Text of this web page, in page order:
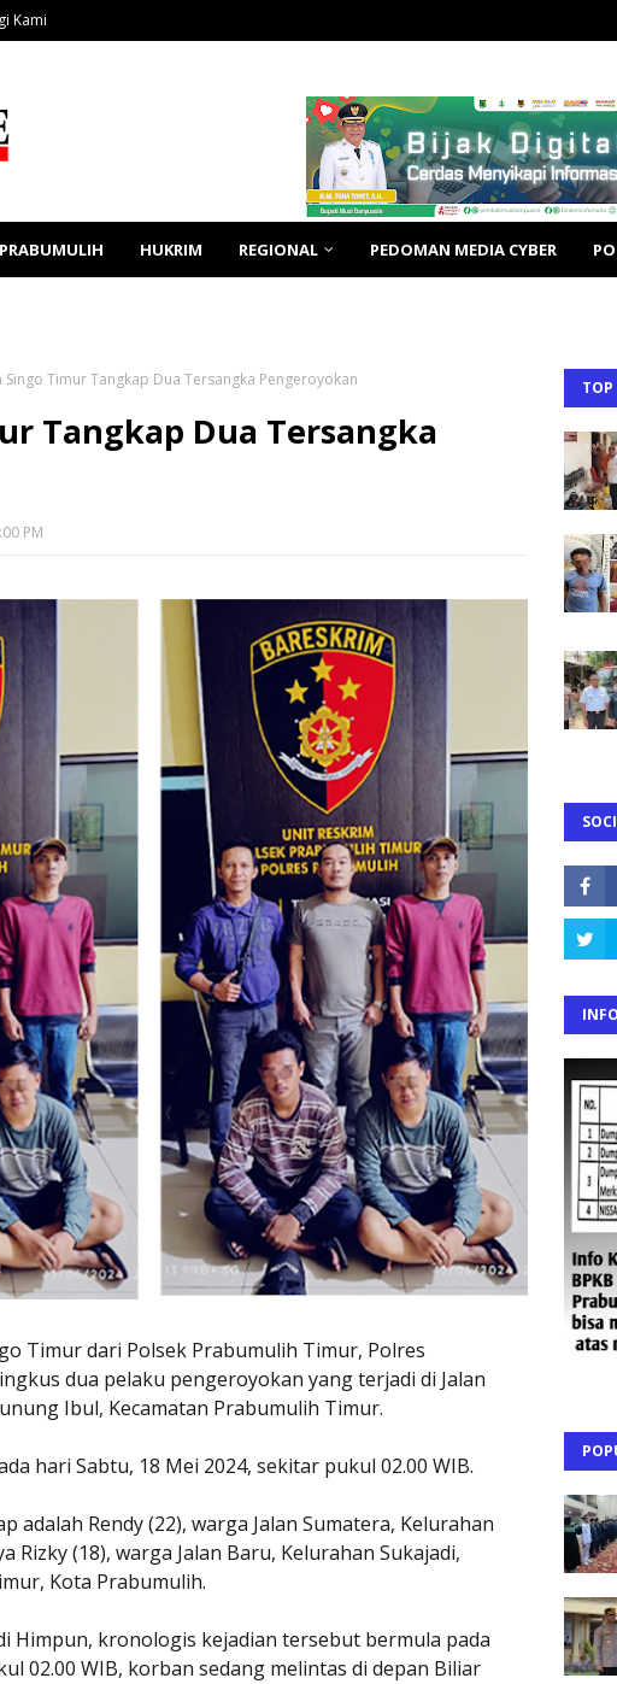
Kami
HUKRIM REGIONAL PEDOMAN MEDIA CYBER
Singo Timur Tangkap Dua Tersangka Pengeroyokan
Tangkap Dua Tersangka
PM
Timur dari Polsek Prabumulih Timur, Polres
dua pelaku pengeroyokan yang terjadi di Jalan
Ibul, Kecamatan Prabumulih Timur.
hari Sabtu, 18 Mei 2024, sekitar pukul 02.00 WIB.
adalah Rendy (22), warga Jalan Sumatera, Kelurahan
Rizky (18), warga Jalan Baru, Kelurahan Sukajadi,
Kota Prabumulih.
Himpun, kronologis kejadian tersebut bermula pada
02.00 WIB, korban sedang melintas di depan Biliar